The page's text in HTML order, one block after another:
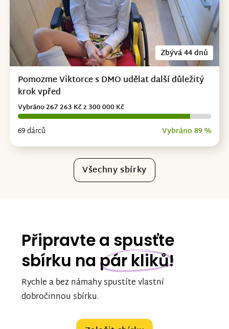
Zbývá 44 dnů
Pomozme Viktorce s DMO udělat další důležitý
krok vpřed
69 dárců Vybráno 89 %
Vybráno 267 263 Kč z 300 000 Kč
Všechny sbírky
Připravte a spusťte
sbírku na pár kliků!
Rychle a bez námahy spustíte vlastní
dobročinnou sbírku.